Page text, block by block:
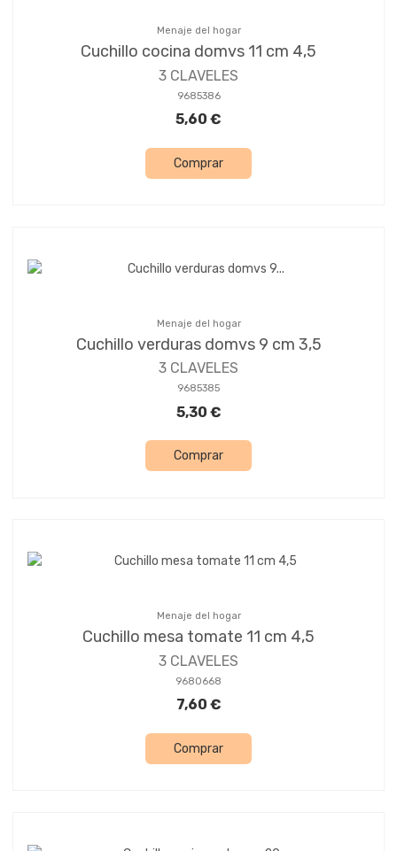
Menaje del hogar
Cuchillo cocina domvs 11 cm 4,5
3 CLAVELES
9685386
5,60 €
Comprar
Menaje del hogar
Cuchillo verduras domvs 9 cm 3,5
3 CLAVELES
9685385
5,30 €
Comprar
Menaje del hogar
Cuchillo mesa tomate 11 cm 4,5
3 CLAVELES
9680668
7,60 €
Comprar